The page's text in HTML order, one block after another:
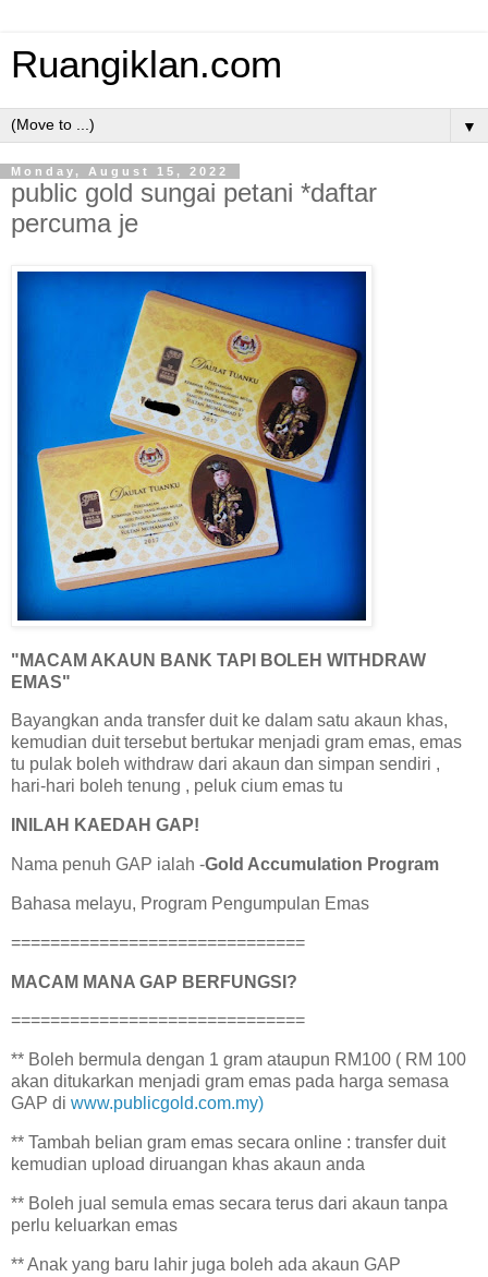
Ruangiklan.com
▼
Monday, August 15, 2022
public gold sungai petani *daftar
percuma je
"MACAM AKAUN BANK TAPI BOLEH WITHDRAW
EMAS"
Bayangkan anda transfer duit ke dalam satu akaun khas,
kemudian duit tersebut bertukar menjadi gram emas, emas
tu pulak boleh withdraw dari akaun dan simpan sendiri ,
hari-hari boleh tenung , peluk cium emas tu
INILAH KAEDAH GAP!
Nama penuh GAP ialah -Gold Accumulation Program
Bahasa melayu, Program Pengumpulan Emas
==============================
MACAM MANA GAP BERFUNGSI?
==============================
** Boleh bermula dengan 1 gram ataupun RM100 ( RM 100
akan ditukarkan menjadi gram emas pada harga semasa
GAP di www.publicgold.com.my)
** Tambah belian gram emas secara online : transfer duit
kemudian upload diruangan khas akaun anda
** Boleh jual semula emas secara terus dari akaun tanpa
perlu keluarkan emas
** Anak yang baru lahir juga boleh ada akaun GAP